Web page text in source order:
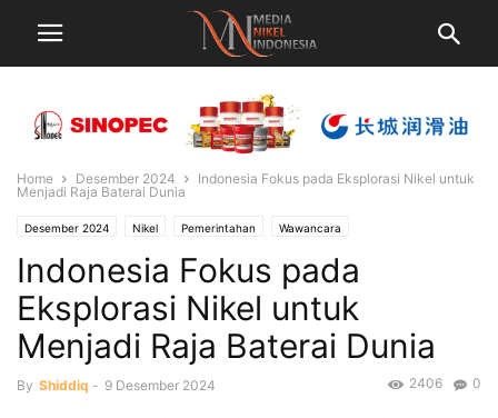
Home Desember 2024
Indonesia Fokus pada Eksplorasi Nikel untuk
Menjadi Raja Baterai Dunia
Desember 2024 Nikel Pemerintahan Wawancara
Indonesia Fokus pada
Eksplorasi Nikel untuk
Menjadi Raja Baterai Dunia
By Shiddiq - 9 Desember 2024 0
2406